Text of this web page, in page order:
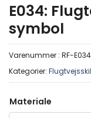
E034:
symbol
Varenummer : RF-
Kategorier:
Materiale